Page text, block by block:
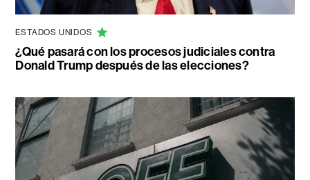
ESTADOS UNIDOS
¿Qué pasará con los procesos judiciales contra
Donald Trump después de las elecciones?